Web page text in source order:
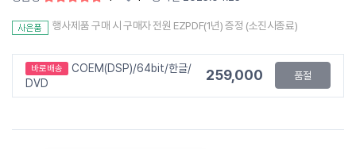
행사제품 구매 시 구매자 전원 EZPDF(1년) 증정 (소진시종료)
바로배송
COEM(DSP)/64bit/한글/
DVD
259,000 품절